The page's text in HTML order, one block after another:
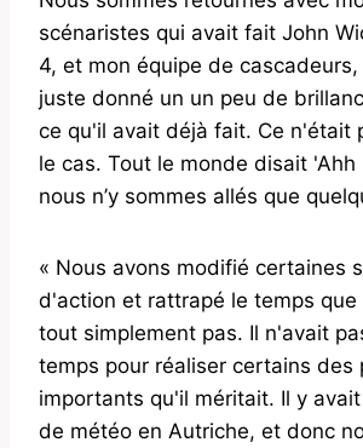
scénaristes qui avait fait John
4, et mon équipe de
juste donné un un peu de
ce qu'il avait déjà fait. Ce n'était
le cas. Tout le monde disait 'Ahh
nous n’y sommes allés que
« Nous avons modifié certaines
d'action et rattrapé le temps que
tout simplement pas. Il n'avait
temps pour réaliser certains des
importants qu'il méritait. Il y
de météo en Autriche, et donc